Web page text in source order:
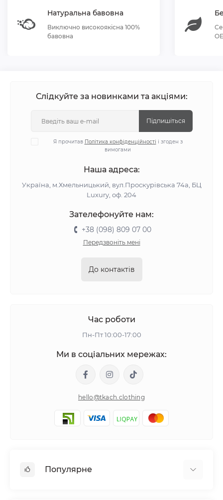
Натуральна бавовна
Виключно високоякісна 100%
бавовна
Слідкуйте за новинками та акціями:
Підпишіться
Я прочитав Політика конфіденційності і згоден з
вимогами
Наша адреса:
Україна, м.Хмельницький, вул.Проскурівська 74а, БЦ
Luxury, оф. 204
Зателефонуйте нам:
+38 (098) 809 07 00
Передзвоніть мені
До контактів
Час роботи
Пн-Пт 10:00-17:00
Ми в соціальних мережах:
hello@tkach.clothing
Популярне